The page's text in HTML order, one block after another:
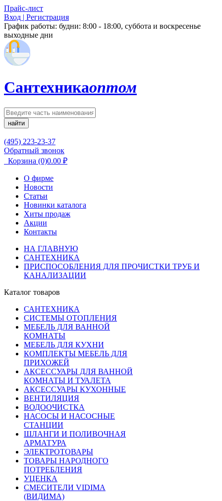
Прайс-лист
Вход | Регистрация
График работы: будни: 8:00 - 18:00, суббота и воскресенье
выходные дни
Сантехникаоптом
найти
(495) 223-23-37
Обратный звонок
Корзина (0)0.00 ₽
О фирме
Новости
Статьи
Новинки каталога
Хиты продаж
Акции
Контакты
НА ГЛАВНУЮ
САНТЕХНИКА
ПРИСПОСОБЛЕНИЯ ДЛЯ ПРОЧИСТКИ ТРУБ И
КАНАЛИЗАЦИИ
Каталог товаров
САНТЕХНИКА
СИСТЕМЫ ОТОПЛЕНИЯ
МЕБЕЛЬ ДЛЯ ВАННОЙ
КОМНАТЫ
МЕБЕЛЬ ДЛЯ КУХНИ
КОМПЛЕКТЫ МЕБЕЛЬ ДЛЯ
ПРИХОЖЕЙ
АКСЕССУАРЫ ДЛЯ ВАННОЙ
КОМНАТЫ И ТУАЛЕТА
АКСЕССУАРЫ КУХОННЫЕ
ВЕНТИЛЯЦИЯ
ВОДООЧИСТКА
НАСОСЫ И НАСОСНЫЕ
СТАНЦИИ
ШЛАНГИ И ПОЛИВОЧНАЯ
АРМАТУРА
ЭЛЕКТРОТОВАРЫ
ТОВАРЫ НАРОДНОГО
ПОТРЕБЛЕНИЯ
УЦЕНКА
СМЕСИТЕЛИ VIDIMA
(ВИДИМА)